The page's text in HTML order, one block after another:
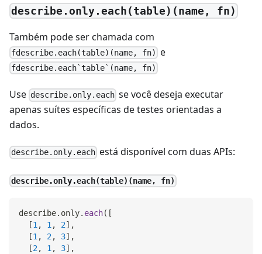
describe.only.each(table)(name, fn)
Também pode ser chamada com
fdescribe.each(table)(name, fn) e
fdescribe.each`table`(name, fn)
Use describe.only.each se você deseja executar
apenas suítes específicas de testes orientadas a
dados.
describe.only.each está disponível com duas APIs:
describe.only.each(table)(name, fn)
describe. only. each( [
[1, 1, 2] ,
[1, 2, 3] ,
[2, 1, 3] ,